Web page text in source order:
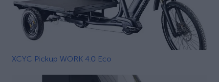
XCYC Pickup WORK 4.0 Eco